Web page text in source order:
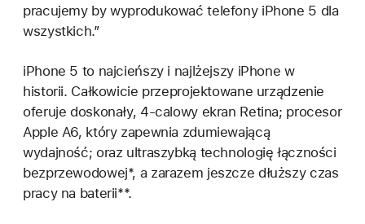
pracujemy by wyprodukować telefony iPhone 5 dla
wszystkich.”
iPhone 5 to najcieńszy i najlżejszy iPhone w
historii. Całkowicie przeprojektowane urządzenie
oferuje doskonały, 4-calowy ekran Retina; procesor
Apple A6, który zapewnia zdumiewającą
wydajność; oraz ultraszybką technologię łączności
bezprzewodowej*, a zarazem jeszcze dłuższy czas
pracy na baterii**.